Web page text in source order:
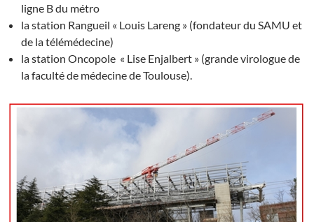
ligne B du métro
la station Rangueil « Louis Lareng » (fondateur du SAMU et
de la télémédecine)
la station Oncopole « Lise Enjalbert » (grande virologue de
la faculté de médecine de Toulouse).